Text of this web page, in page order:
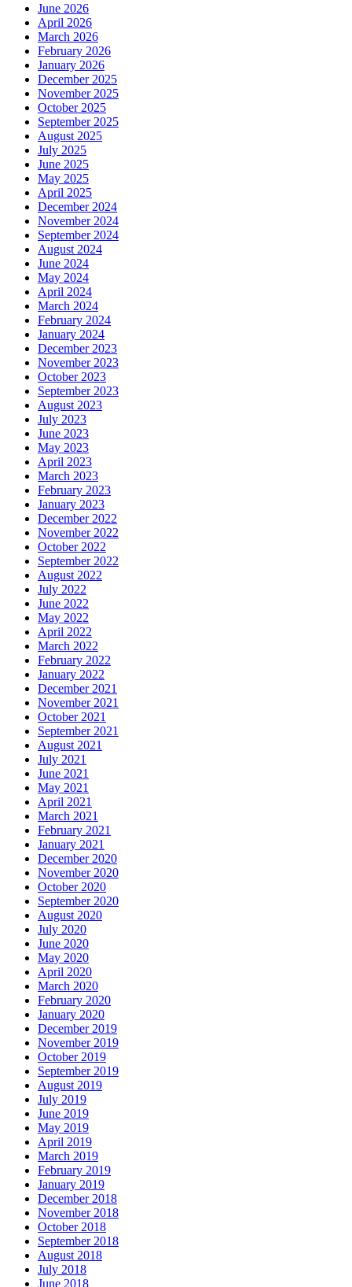
June 2026
April 2026
March 2026
February 2026
January 2026
December 2025
November 2025
October 2025
September 2025
August 2025
July 2025
June 2025
May 2025
April 2025
December 2024
November 2024
September 2024
August 2024
June 2024
May 2024
April 2024
March 2024
February 2024
January 2024
December 2023
November 2023
October 2023
September 2023
August 2023
July 2023
June 2023
May 2023
April 2023
March 2023
February 2023
January 2023
December 2022
November 2022
October 2022
September 2022
August 2022
July 2022
June 2022
May 2022
April 2022
March 2022
February 2022
January 2022
December 2021
November 2021
October 2021
September 2021
August 2021
July 2021
June 2021
May 2021
April 2021
March 2021
February 2021
January 2021
December 2020
November 2020
October 2020
September 2020
August 2020
July 2020
June 2020
May 2020
April 2020
March 2020
February 2020
January 2020
December 2019
November 2019
October 2019
September 2019
August 2019
July 2019
June 2019
May 2019
April 2019
March 2019
February 2019
January 2019
December 2018
November 2018
October 2018
September 2018
August 2018
July 2018
June 2018